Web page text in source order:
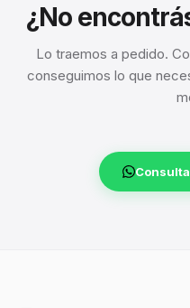
¿No
Lo traemos a pedido.
conseguimos lo que